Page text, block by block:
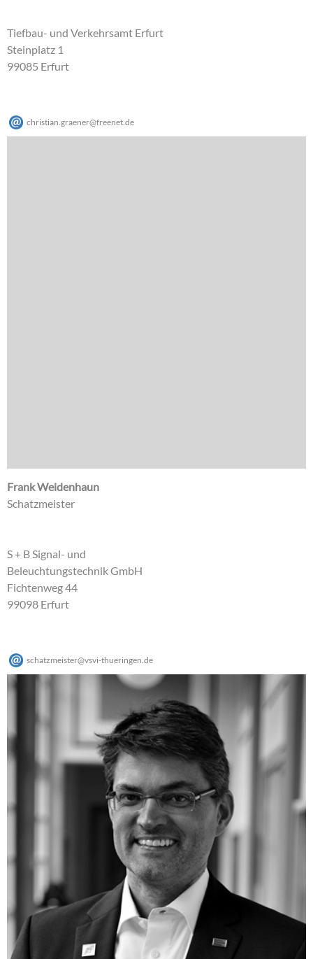
Tiefbau- und Verkehrsamt Erfurt
Steinplatz 1
99085 Erfurt
christian.graener@freenet de
Frank Weidenhaun
Schatzmeister
S + B Signal- und
Beleuchtungstechnik GmbH
Fichtenweg 44
99098 Erfurt
schatzmeister@vsvi-thueringen.de